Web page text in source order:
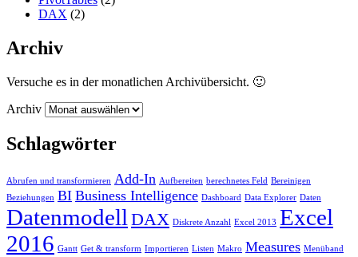
DAX (2)
Archiv
Versuche es in der monatlichen Archivübersicht. 🙂
Archiv
Schlagwörter
Abrufen und transformieren Add-In Aufbereiten berechnetes Feld Bereinigen
Beziehungen BI Business Intelligence Dashboard Data Explorer Daten
Datenmodell DAX Diskrete Anzahl Excel 2013 Excel
2016 Gantt Get & transform Importieren Listen Makro Measures Menüband